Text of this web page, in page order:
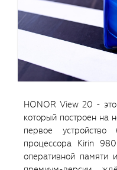
HONOR View 20 -
который построен на
первое
процессора Kirin
оперативной памяти